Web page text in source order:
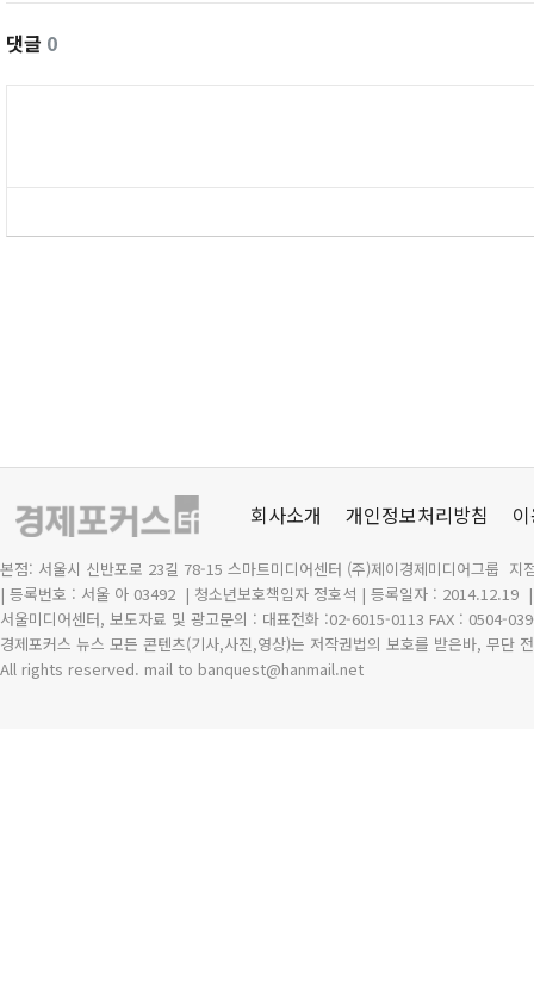
댓글 0
회사소개 개인정보처리방침
본점: 서울시 신반포로 23길 78-15 스마트미디어센터 (주)제이경제미디어그룹 지
| 등록번호 : 서울 아 03492 | 청소년보호책임자 정호석 | 등록일자 : 2014.12.19
서울미디어센터, 보도자료 및 광고문의 : 대표전화 :02-6015-0113 FAX : 0504-
경제포커스 뉴스 모든 콘텐츠(기사,사진,영상)는 저작권법의 보호를 받은바, 무단
All rights reserved. mail to banquest@hanmail.net